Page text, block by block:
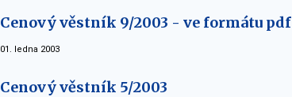
Cenový věstník 9/2003 - ve formátu pdf
01. ledna 2003
Cenový věstník 5/2003